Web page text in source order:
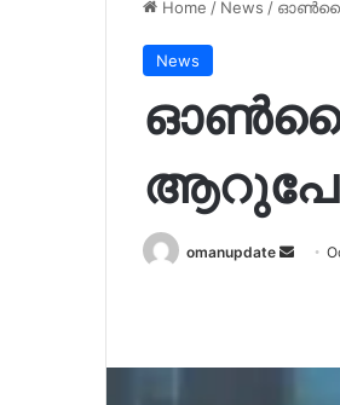
Home / News / ഓണ്‍ലൈൻ
News
ഓണ്‍ലൈൻ
omanupdate
Send